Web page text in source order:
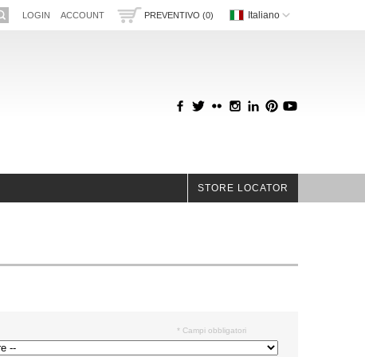
Italiano
PREVENTIVO (0)
LOGIN ACCOUNT
STORE LOCATOR
* Campi obbligatori